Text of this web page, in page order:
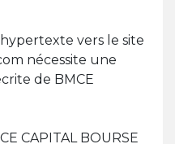
vers le site
nécessite une
de BMCE
CAPITAL BOURSE